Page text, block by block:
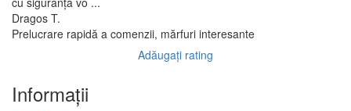
Dragos T.
Prelucrare rapidă a comenzii, mărfuri interesante
Adăugați rating
Informaţii